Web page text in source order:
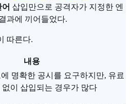
어 삽입만으로 공격자가 지정한 엔
과에 끼어들었다.
따른다.
내용
명확한 공시를 요구하지만, 유료
이 삽입되는 경우가 많다